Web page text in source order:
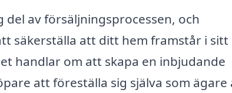
av försäljningsprocessen, och
säkerställa att ditt hem framstår i sitt
handlar om att skapa en inbjudande
att föreställa sig själva som ägare